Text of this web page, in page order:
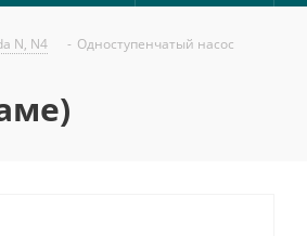
N, N4 - Одноступенчатый насос